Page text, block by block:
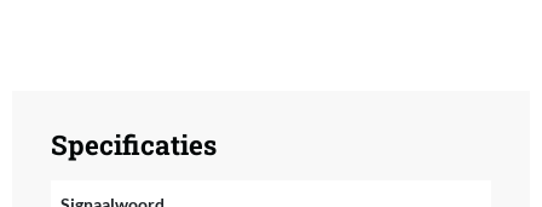
Specificaties